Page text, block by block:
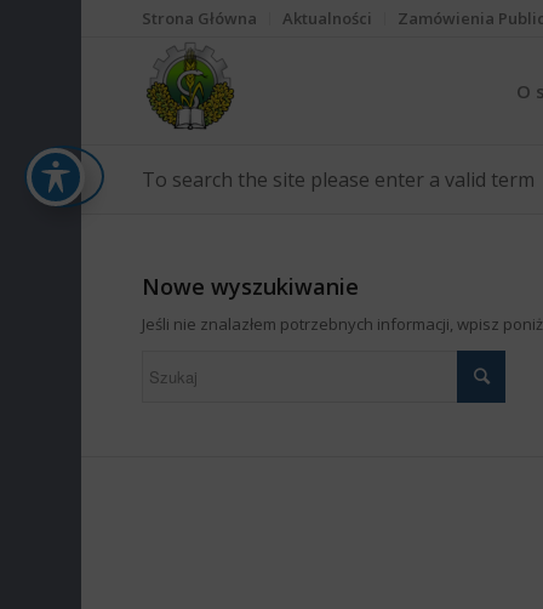
Strona Główna Aktualności Zamówienia
O
To search the site please enter a valid term
Nowe wyszukiwanie
Jeśli nie znalazłem potrzebnych informacji, wpisz